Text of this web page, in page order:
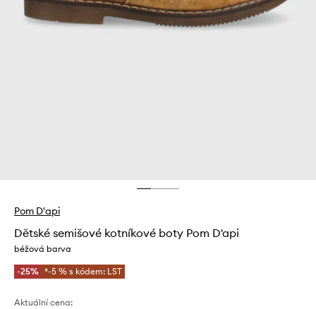
Pom D'api
Dětské semišové kotníkové boty Pom D'api
béžová barva
-25% *-5 % s kódem: LST
Aktuální cena: